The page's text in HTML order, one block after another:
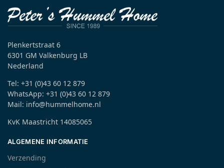
Plenkertstraat 6
6301 GM Valkenburg LB
Nederland
Tel: +31 (0)43 60 12 879
WhatsApp: +31 (0)43 60 12 879
Mail: info@hummelhome.nl
KvK Maastricht 14085065
ALGEMENE INFORMATIE
Verzending